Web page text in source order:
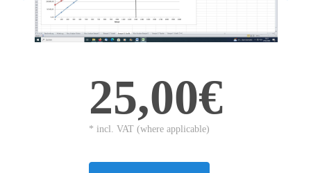
25,00€
* incl. VAT (where applicable)